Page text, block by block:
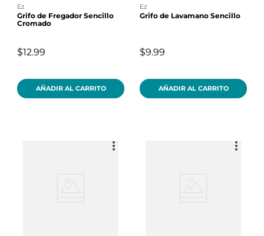
ez
Grifo de Fregador Sencillo
Cromado
$12.99
AÑADIR AL CARRITO
ez
Grifo de Lavamano Sencillo
$9.99
AÑADIR AL CARRITO